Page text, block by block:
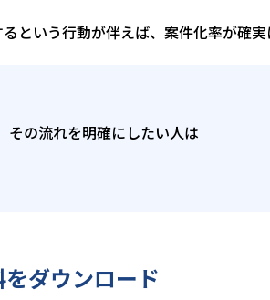
という行動が伴えば、案件化率が確実
その流れを明確にしたい人は
ダウンロード